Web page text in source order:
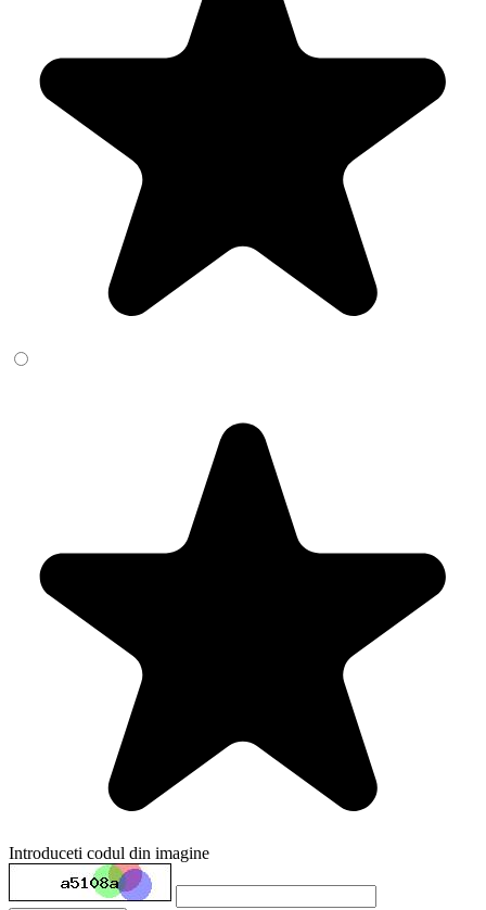
Introduceti codul din imagine